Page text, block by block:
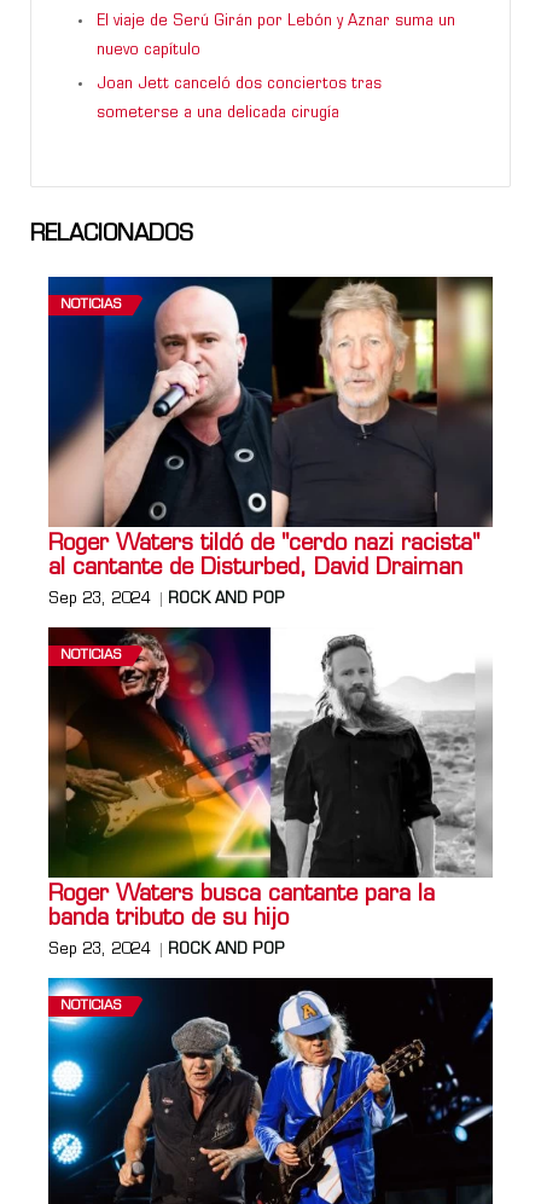
El viaje de Serú Girán por Lebón y Aznar suma un
nuevo capítulo
Joan Jett canceló dos conciertos tras
someterse a una delicada cirugía
RELACIONADOS
NOTICIAS
Roger Waters tildó de "cerdo nazi racista"
al cantante de Disturbed, David Draiman
Sep 23, 2024 ROCK AND POP
NOTICIAS
Roger Waters busca cantante para la
banda tributo de su hijo
Sep 23, 2024 ROCK AND POP
NOTICIAS